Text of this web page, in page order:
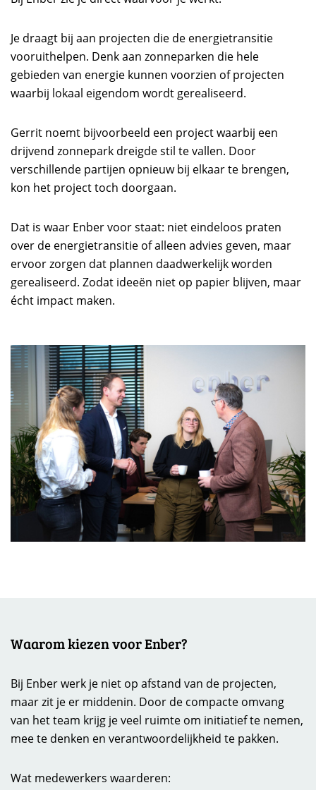
Je draagt bij aan projecten die de energietransitie
vooruithelpen. Denk aan zonneparken die hele
gebieden van energie kunnen voorzien of projecten
waarbij lokaal eigendom wordt gerealiseerd.
Gerrit noemt bijvoorbeeld een project waarbij een
drijvend zonnepark dreigde stil te vallen. Door
verschillende partijen opnieuw bij elkaar te brengen,
kon het project toch doorgaan.
Dat is waar Enber voor staat: niet eindeloos praten
over de energietransitie of alleen advies geven, maar
ervoor zorgen dat plannen daadwerkelijk worden
gerealiseerd. Zodat ideeën niet op papier blijven, maar
écht impact maken.
Waarom kiezen voor Enber?
Bij Enber werk je niet op afstand van de projecten,
maar zit je er middenin. Door de compacte omvang
van het team krijg je veel ruimte om initiatief te nemen,
mee te denken en verantwoordelijkheid te pakken.
Wat medewerkers waarderen: